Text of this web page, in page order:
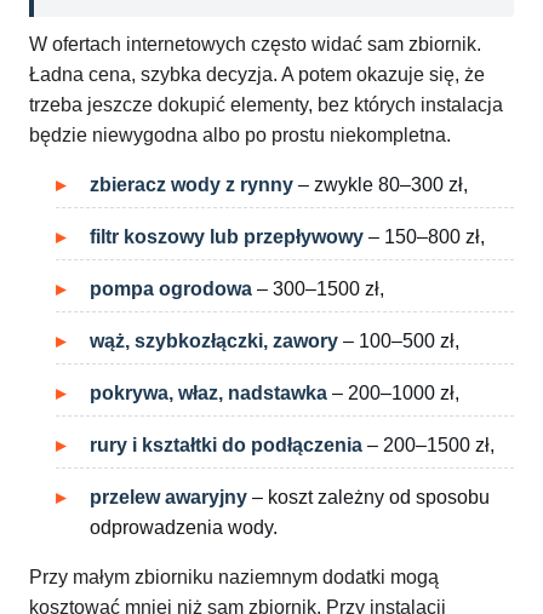
W ofertach internetowych często widać sam zbiornik.
Ładna cena, szybka decyzja. A potem okazuje się, że
trzeba jeszcze dokupić elementy, bez których instalacja
będzie niewygodna albo po prostu niekompletna.
zbieracz wody z rynny – zwykle 80–300 zł,
filtr koszowy lub przepływowy – 150–800 zł,
pompa ogrodowa – 300–1500 zł,
wąż, szybkozłączki, zawory – 100–500 zł,
pokrywa, właz, nadstawka – 200–1000 zł,
rury i kształtki do podłączenia – 200–1500 zł,
przelew awaryjny – koszt zależny od sposobu
odprowadzenia wody.
Przy małym zbiorniku naziemnym dodatki mogą
kosztować mniej niż sam zbiornik. Przy instalacji